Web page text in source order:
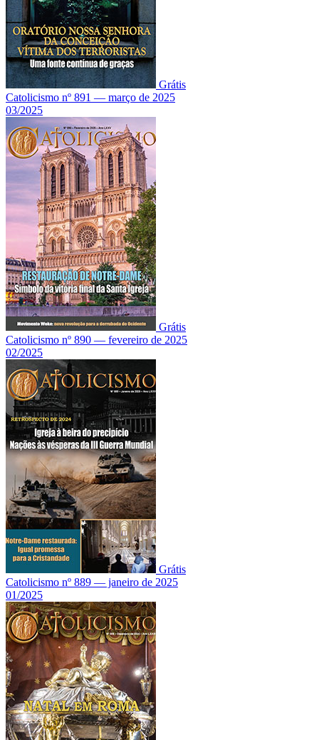
Grátis
Catolicismo nº 891 — março de 2025
03/2025
Grátis
Catolicismo nº 890 — fevereiro de 2025
02/2025
Grátis
Catolicismo nº 889 — janeiro de 2025
01/2025